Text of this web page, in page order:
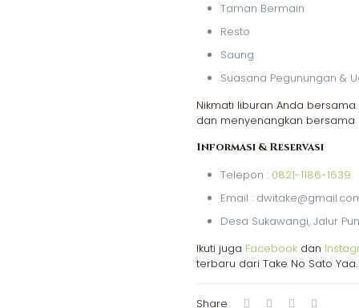
Taman Bermain
Resto
Saung
Suasana Pegunungan &
Nikmati liburan Anda
dan menyenangkan bersama
Informasi & Reservasi
Telepon : 0821-1186-1639
Email :
Desa Sukawangi, Jalur
Ikuti juga Facebookdan
terbaru dari Take No Sato Yaa.
Share